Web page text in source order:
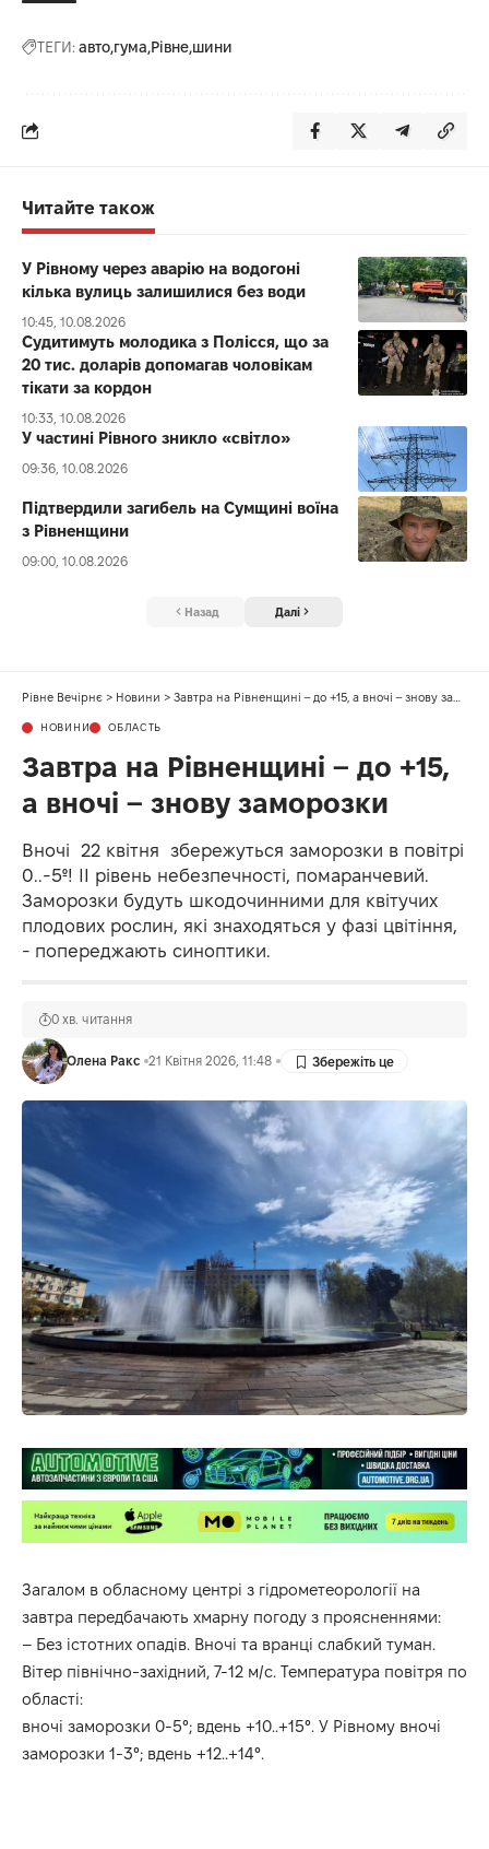
ТЕГИ: авто гума Рівне шини
Читайте також
У Рівному через аварію на водогоні
кілька вулиць залишилися без води
10:45, 10.08.2026
Судитимуть молодика з Полісся, що за
20 тис. доларів допомагав чоловікам
тікати за кордон
10:33, 10.08.2026
У частині Рівного зникло «світло»
09:36, 10.08.2026
Підтвердили загибель на Сумщині воїна
з Рівненщини
09:00, 10.08.2026
Назад Далі
Рівне Вечірнє > Новини > Завтра на Рівненщині – до +15, а вночі – знову заморозки
НОВИНИ ОБЛАСТЬ
Завтра на Рівненщині – до +15,
а вночі – знову заморозки
Вночі 22 квітня збережуться заморозки в повітрі
0..-5º! ІІ рівень небезпечності, помаранчевий.
Заморозки будуть шкодочинними для квітучих
плодових рослин, які знаходяться у фазі цвітіння,
- попереджають синоптики.
Олена Ракс 21 Квітня 2026, 11:48
0 хв. читання
Загалом в обласному центрі з гідрометеорології на
завтра передбачають хмарну погоду з проясненнями:
– Без істотних опадів. Вночі та вранці слабкий туман.
Вітер північно-західний, 7-12 м/с. Температура повітря по
області:
вночі заморозки 0-5°; вдень +10..+15°. У Рівному вночі
заморозки 1-3°; вдень +12..+14°.